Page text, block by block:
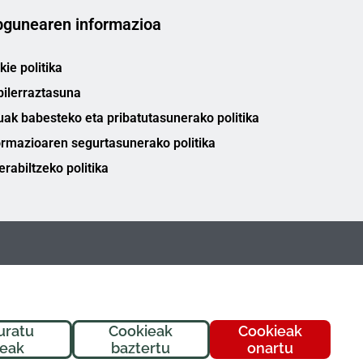
Cookieak
onartu
Cookieak
baztertu
informazioa
politika
babesteko eta pribatutasunerako politika
segurtasunerako politika
politika